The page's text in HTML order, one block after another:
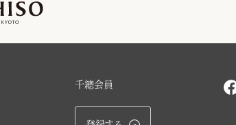
千總会員